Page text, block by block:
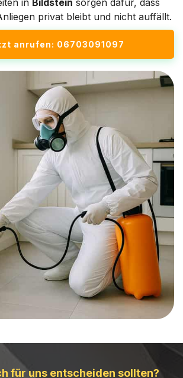
in Bildstein sorgen dafür, dass
privat bleibt und nicht auffällt.
anrufen: 06703091097
für uns entscheiden sollten?